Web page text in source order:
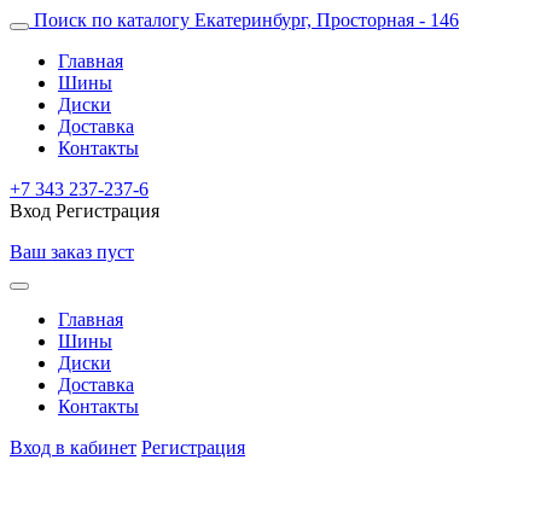
Поиск по каталогу Екатеринбург, Просторная - 146
Главная
Шины
Диски
Доставка
Контакты
+7 343 237-237-6
Вход Регистрация
Ваш заказ пуст
Главная
Шины
Диски
Доставка
Контакты
Вход в кабинет Регистрация